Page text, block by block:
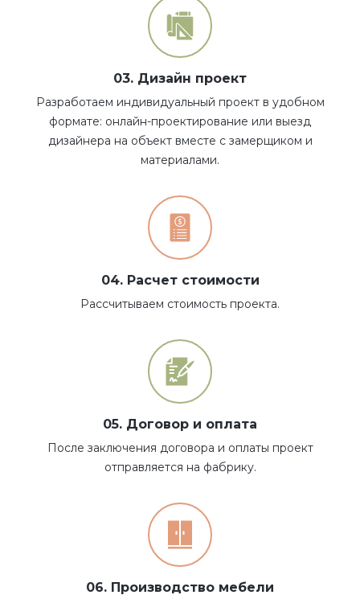
03. Дизайн проект
Разработаем индивидуальный проект в удобном
формате: онлайн-проектирование или выезд
дизайнера на объект вместе с замерщиком и
материалами.
04. Расчет стоимости
Рассчитываем стоимость проекта.
05. Договор и оплата
После заключения договора и оплаты проект
отправляется на фабрику.
06. Производство мебели